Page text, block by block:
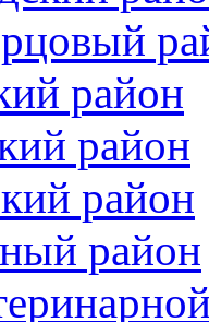
район
район
район
район